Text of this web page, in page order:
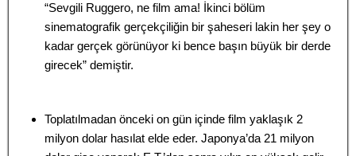
“Sevgili Ruggero, ne film ama! İkinci bölüm
sinematografik gerçekçiliğin bir şaheseri lakin her şey o
kadar gerçek görünüyor ki bence başın büyük bir derde
girecek” demiştir.
Toplatılmadan önceki on gün içinde film yaklaşık 2
milyon dolar hasılat elde eder. Japonya’da 21 milyon